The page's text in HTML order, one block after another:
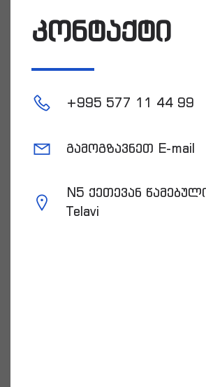
კონტაქტი
+995 577 11 44 99
გამოგზავნეთ E-mail
N5 ქეთევან
Telavi